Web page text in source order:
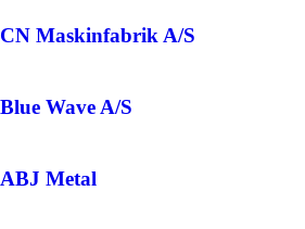
CN Maskinfabrik A/S
Blue Wave A/S
ABJ Metal